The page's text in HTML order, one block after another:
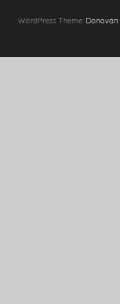
WordPress Theme: Donovan